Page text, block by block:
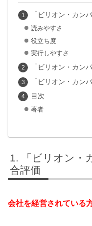
「ビリオン・カン
読みやすさ
役立ち度
実行しやすさ
「ビリオン・カン
「ビリオン・カン
目次
著者
「ビリオン・
合評価
会社を経営されている